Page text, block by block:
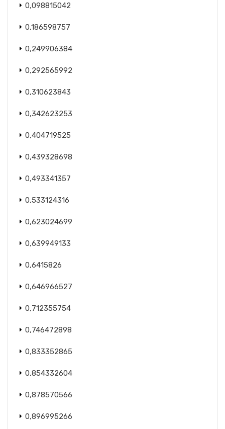
0,098815042
0,186598757
0,249906384
0,292565992
0,310623843
0,342623253
0,404719525
0,439328698
0,493341357
0,533124316
0,623024699
0,639949133
0,6415826
0,646966527
0,712355754
0,746472898
0,833352865
0,854332604
0,878570566
0,896995266